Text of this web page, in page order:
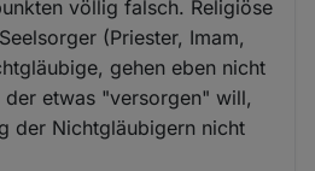
völlig falsch. Religiöse
(Priester, Imam,
gehen eben nicht
der etwas "versorgen" will,
der Nichtgläubigern nicht